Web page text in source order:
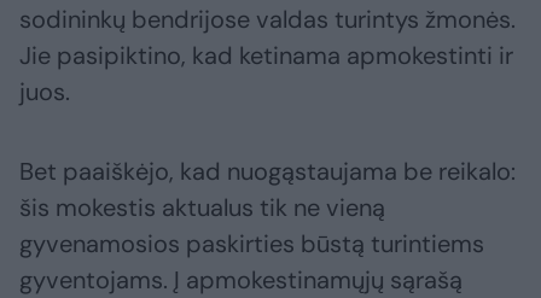
sodininkų bendrijose valdas turintys žmonės.
Jie pasipiktino, kad ketinama apmokestinti ir
juos.
Bet paaiškėjo, kad nuogąstaujama be reikalo:
šis mokestis aktualus tik ne vieną
gyvenamosios paskirties būstą turintiems
gyventojams. Į apmokestinamųjų sąrašą